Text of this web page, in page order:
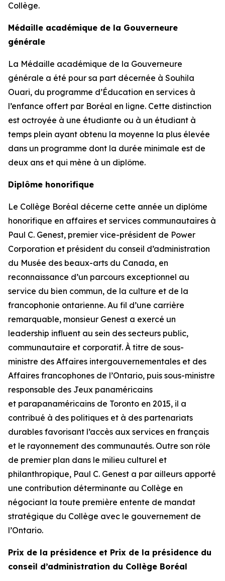
Collège.
Médaille académique de la Gouverneure
générale
La Médaille académique de la Gouverneure
générale a été pour sa part décernée à Souhila
Ouari, du programme d’Éducation en services à
l’enfance offert par Boréal en ligne. Cette distinction
est octroyée à une étudiante ou à un étudiant à
temps plein ayant obtenu la moyenne la plus élevée
dans un programme dont la durée minimale est de
deux ans et qui mène à un diplôme.
Diplôme honorifique
Le Collège Boréal décerne cette année un diplôme
honorifique en affaires et services communautaires à
Paul C. Genest, premier vice-président de Power
Corporation et président du conseil d’administration
du Musée des beaux-arts du Canada, en
reconnaissance d’un parcours exceptionnel au
service du bien commun, de la culture et de la
francophonie ontarienne. Au fil d’une carrière
remarquable, monsieur Genest a exercé un
leadership influent au sein des secteurs public,
communautaire et corporatif. À titre de sous-
ministre des Affaires intergouvernementales et des
Affaires francophones de l’Ontario, puis sous-ministre
responsable des Jeux panaméricains
et parapanaméricains de Toronto en 2015, il a
contribué à des politiques et à des partenariats
durables favorisant l’accès aux services en français
et le rayonnement des communautés. Outre son rôle
de premier plan dans le milieu culturel et
philanthropique, Paul C. Genest a par ailleurs apporté
une contribution déterminante au Collège en
négociant la toute première entente de mandat
stratégique du Collège avec le gouvernement de
l’Ontario.
Prix de la présidence et Prix de la présidence du
conseil d’administration du Collège Boréal